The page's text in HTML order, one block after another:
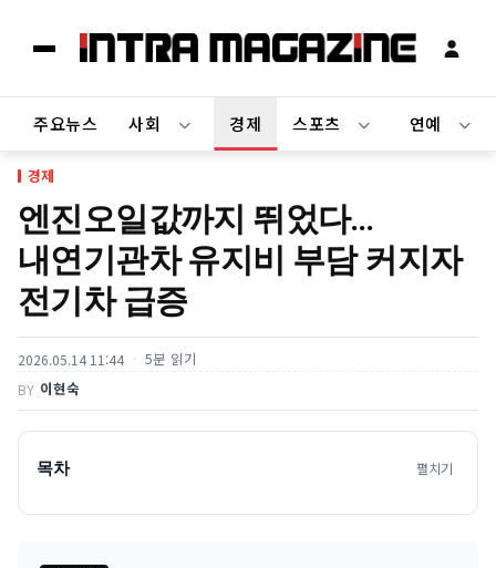
주요뉴스 사회 경제 스포츠 연예
경제
엔진오일값까지 뛰었다…
내연기관차 유지비 부담 커지자
전기차 급증
2026.05.14 11:44 5분 읽기
BY 이현숙
목차 펼치기